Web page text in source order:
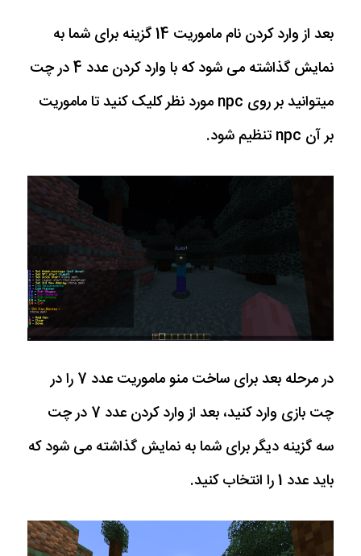
بعد از وارد کردن نام ماموریت 14 گزینه برای شما به
نمایش گذاشته می شود که با وارد کردن عدد 4 در چت
میتوانید بر روی npc مورد نظر کلیک کنید تا ماموریت
بر آن npc تنظیم شود.
در مرحله بعد برای ساخت منو ماموریت عدد 7 را در
چت بازی وارد کنید، بعد از وارد کردن عدد 7 در چت
سه گزینه دیگر برای شما به نمایش گذاشته می شود که
باید عدد 1 را انتخاب کنید.